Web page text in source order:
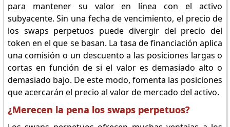
para mantener su valor en línea con el activo
subyacente. Sin una fecha de vencimiento, el precio de
los swaps perpetuos puede divergir del precio del
token en el que se basan. La tasa de financiación aplica
una comisión o un descuento a las posiciones largas o
cortas en función de si el valor es demasiado alto o
demasiado bajo. De este modo, fomenta las posiciones
que acercarán el precio al valor de mercado del activo.
¿Merecen la pena los swaps perpetuos?